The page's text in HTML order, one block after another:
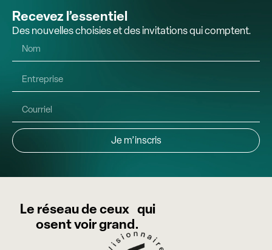
Recevez l’essentiel
Des nouvelles choisies et des invitations qui comptent.
Je m’inscris
Le réseau de ceux qui
osent voir grand.